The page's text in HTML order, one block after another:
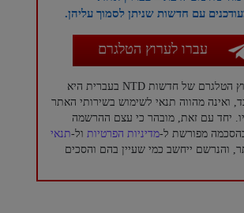
עם חדשות שניתן לסמוך עליהן.
עברו לערוץ הטלגרם
*ההרשמה לערוץ הטלגרם של חדשות NTD בעברית היא
ואינה מהווה תנאי לשימוש בשירותי האתר
יחד עם זאת, מובהר כי עצם ההרשמה
מפורשת ל-מדיניות הפרטיות ול-תנאי
והנרשם ייחשב כמי שעיין בהם והסכים